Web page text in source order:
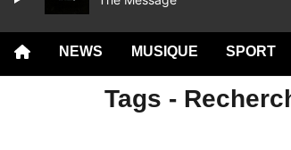
NEWS MUSIQUE SPORT
Tags -